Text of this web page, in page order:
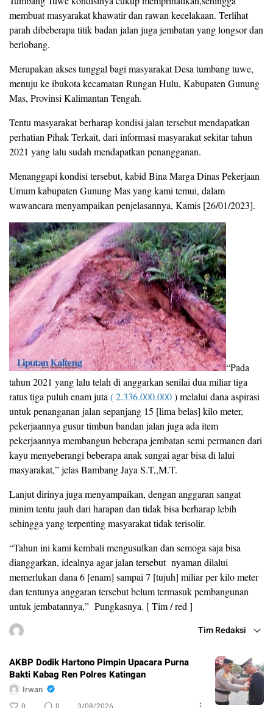
membuat masyarakat khawatir dan rawan kecelakaan. Terlihat
parah dibeberapa titik badan jalan juga jembatan yang longsor dan
berlobang.
Merupakan akses tunggal bagi masyarakat Desa tumbang tuwe,
menuju ke ibukota kecamatan Rungan Hulu, Kabupaten Gunung
Mas, Provinsi Kalimantan Tengah.
Tentu masyarakat berharap kondisi jalan tersebut mendapatkan
perhatian Pihak Terkait, dari informasi masyarakat sekitar tahun
2021 yang lalu sudah mendapatkan penangganan.
Menanggapi kondisi tersebut, kabid Bina Marga Dinas Pekerjaan
Umum kabupaten Gunung Mas yang kami temui, dalam
wawancara menyampaikan penjelasannya, Kamis [26/01/2023].
“Pada
tahun 2021 yang lalu telah di anggarkan senilai dua miliar tiga
ratus tiga puluh enam juta( 2.336.000.000) melalui dana aspirasi
untuk penanganan jalan sepanjang 15 [lima belas] kilo meter,
pekerjaannya gusur timbun bandan jalan juga ada item
pekerjaannya membangun beberapa jembatan semi permanen dari
kayu menyeberangi beberapa anak sungai agar bisa di lalui
masyarakat,” jelas Bambang Jaya S.T,,M.T.
Lanjut dirinya juga menyampaikan, dengan anggaran sangat
minim tentu jauh dari harapan dan tidak bisa berharap lebih
sehingga yang terpenting masyarakat tidak terisolir.
“Tahun ini kami kembali mengusulkan dan semoga saja bisa
dianggarkan, idealnya agar jalan tersebut nyaman dilalui
memerlukan dana 6 [enam] sampai 7 [tujuh] miliar per kilo meter
dan tentunya anggaran tersebut belum termasuk pembangunan
untuk jembatannya,” Pungkasnya. [ Tim / red ]
Tim Redaksi
AKBP Dodik Hartono Pimpin Upacara Purna
Bakti Kabag Ren Polres Katingan
Irwan